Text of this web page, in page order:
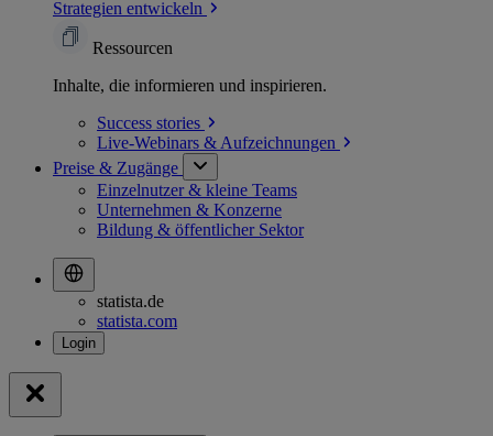
Strategien entwickeln
Ressourcen
Inhalte, die informieren und inspirieren.
Success stories
Live-Webinars & Aufzeichnungen
Preise & Zugänge
Einzelnutzer & kleine Teams
Unternehmen & Konzerne
Bildung & öffentlicher Sektor
statista.de
statista.com